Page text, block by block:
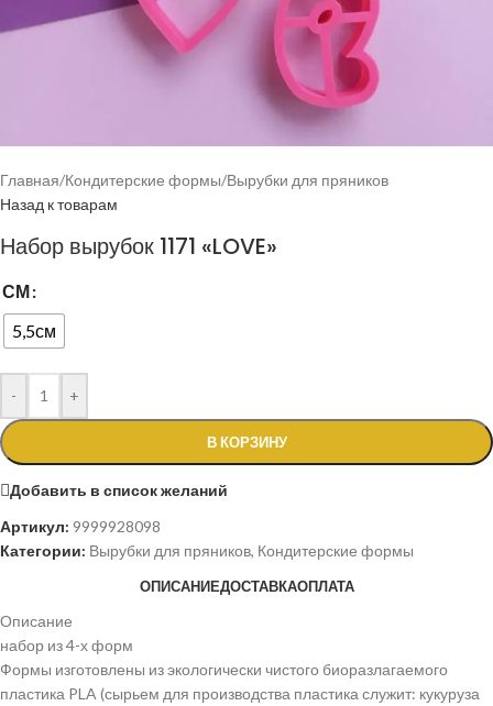
Главная/Кондитерские формы/Вырубки для пряников
Назад к товарам
Набор вырубок 1171 «LOVE»
СМ
5,5см
- +
В КОРЗИНУ
Добавить в список желаний
Артикул: 9999928098
Категории: Вырубки для пряников, Кондитерские формы
ОПИСАНИЕДОСТАВКАОПЛАТА
Описание
набор из 4-х форм
Формы изготовлены из экологически чистого биоразлагаемого
пластика PLA (сырьем для производства пластика служит: кукуруза